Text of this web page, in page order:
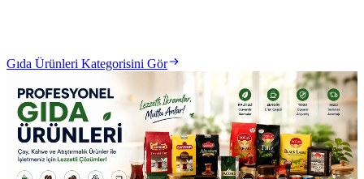
Gıda Ürünleri Kategorisini Gör